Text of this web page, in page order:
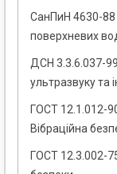
СанПиН 4630-88
поверхневих
ДСН 3.3.6.037-
ультразвуку та
ГОСТ 12.1.012-
Вібраційна
ГОСТ 12.3.002-